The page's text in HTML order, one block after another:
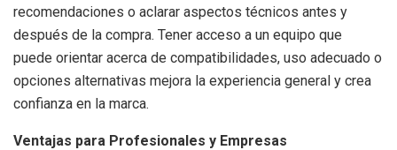
recomendaciones o aclarar aspectos técnicos antes y
después de la compra. Tener acceso a un equipo que
puede orientar acerca de compatibilidades, uso adecuado o
opciones alternativas mejora la experiencia general y crea
confianza en la marca.
Ventajas para Profesionales y Empresas